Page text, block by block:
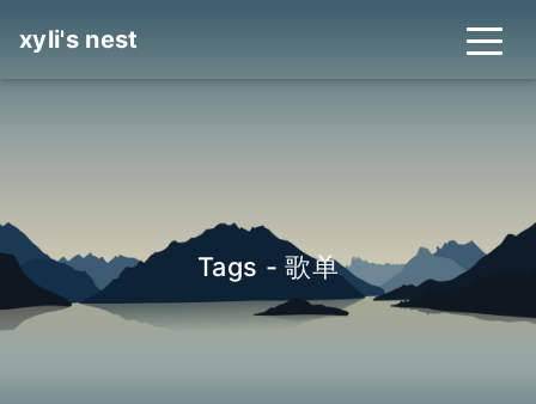
xyli's nest
Tags - 歌单